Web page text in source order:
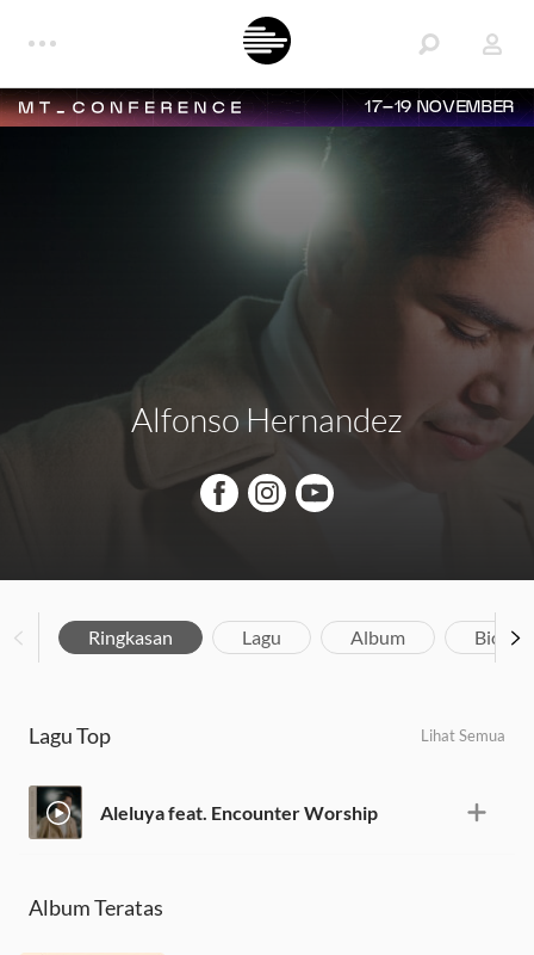
17–19 NOVEMBER
Alfonso Hernandez
Ringkasan Lagu Album
Lagu Top Lihat Semua
Aleluya feat. Encounter Worship
Album Teratas